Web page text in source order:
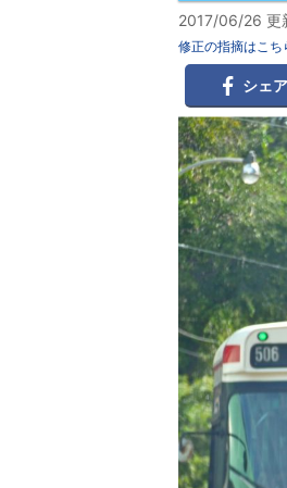
2017/06/26 更
修正の指摘はこち
シェア